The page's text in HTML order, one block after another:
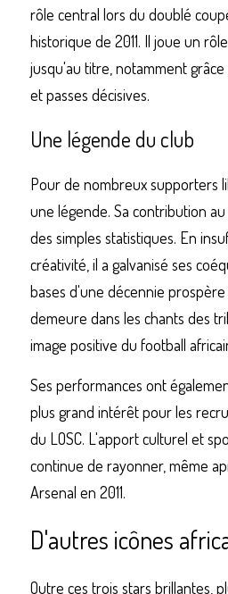
rôle central lors du doublé
historique de 2011. Il joue un
jusqu'au titre, notamment
et passes décisives.
Une légende du club
Pour de nombreux supporters
une légende. Sa contribution
des simples statistiques. En
créativité, il a galvanisé ses
bases d'une décennie
demeure dans les chants des
image positive du football
Ses performances ont
plus grand intérêt pour les
du LOSC. L'apport culturel et
continue de rayonner, même
Arsenal en 2011.
D'autres icônes
Outre ces trois stars brillantes,